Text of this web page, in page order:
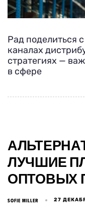
Рад поделиться
каналах
стратегиях —
в сфере
ЛУЧШИЕ
ОПТОВЫХ
SOFIE MILLER 27